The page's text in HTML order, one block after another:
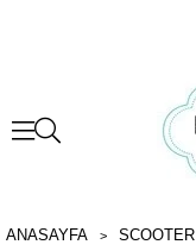
ANASAYFA SCOOTER